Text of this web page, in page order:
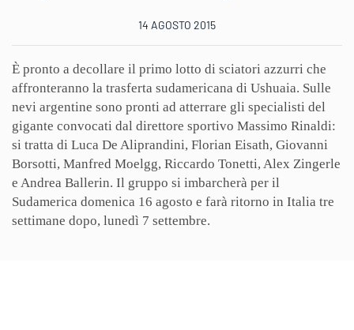
14 AGOSTO 2015
È pronto a decollare il primo lotto di sciatori azzurri che
affronteranno la trasferta sudamericana di Ushuaia. Sulle
nevi argentine sono pronti ad atterrare gli specialisti del
gigante convocati dal direttore sportivo Massimo Rinaldi:
si tratta di Luca De Aliprandini, Florian Eisath, Giovanni
Borsotti, Manfred Moelgg, Riccardo Tonetti, Alex Zingerle
e Andrea Ballerin. Il gruppo si imbarcherà per il
Sudamerica domenica 16 agosto e farà ritorno in Italia tre
settimane dopo, lunedì 7 settembre.